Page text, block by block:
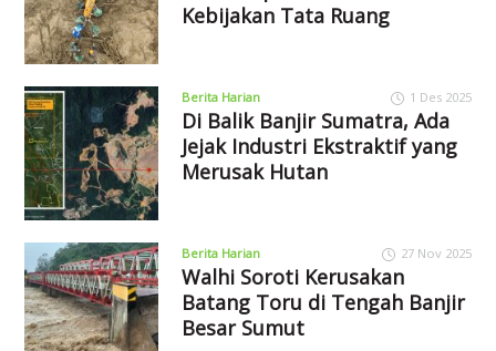
Kebijakan Tata Ruang
Berita Harian 1 Des 2025
Di Balik Banjir Sumatra, Ada
Jejak Industri Ekstraktif yang
Merusak Hutan
Berita Harian 27 Nov 2025
Walhi Soroti Kerusakan
Batang Toru di Tengah Banjir
Besar Sumut